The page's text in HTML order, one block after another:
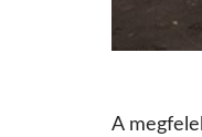
A